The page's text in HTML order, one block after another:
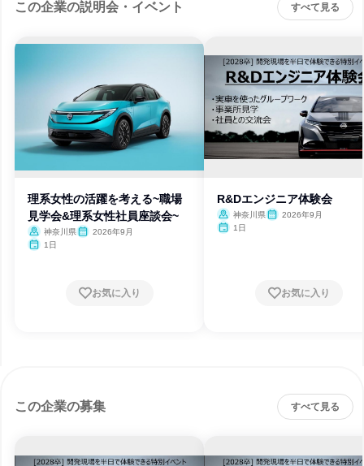
この企業の説明会・イベント すべて見る
理系女性の活躍を考える~職場
見学会&理系女性社員座談会~
神奈川県
2026年9月
1日
お気に入り
R&Dエンジニア体験会
神奈川県
2026年9月
1日
お気に入り
この企業の募集 すべて見る